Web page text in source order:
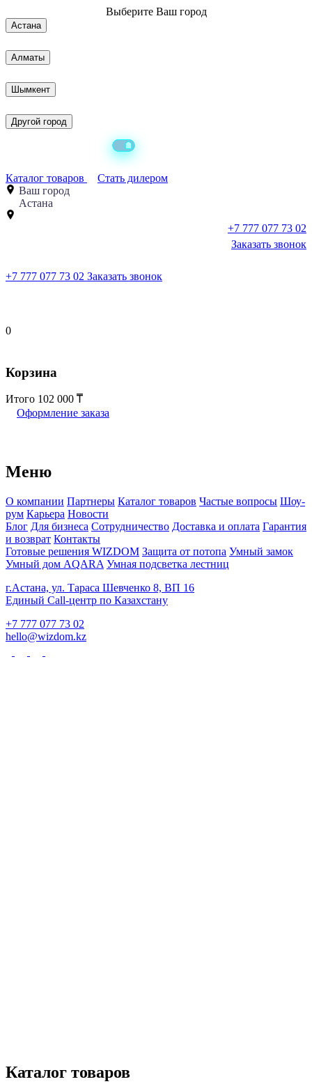
Выберите Ваш город
Астана
Алматы
Шымкент
Другой город
Каталог товаров
Стать дилером
Ваш город
Астана
+7 777 077 73 02
Заказать звонок
+7 777 077 73 02 Заказать звонок
0
Корзина
Итого 102 000
Оформление заказа
Меню
О компании Партнеры Каталог товаров Частые вопросы Шоу-
рум Карьера Новости
Блог Для бизнеса Сотрудничество Доставка и оплата Гарантия
и возврат Контакты
Готовые решения WIZDOM Защита от потопа Умный замок
Умный дом AQARA Умная подсветка лестниц
г.Астана, ул. Тараса Шевченко 8, ВП 16
Единый Call-центр по Казахстану
+7 777 077 73 02
hello@wizdom.kz
Каталог товаров